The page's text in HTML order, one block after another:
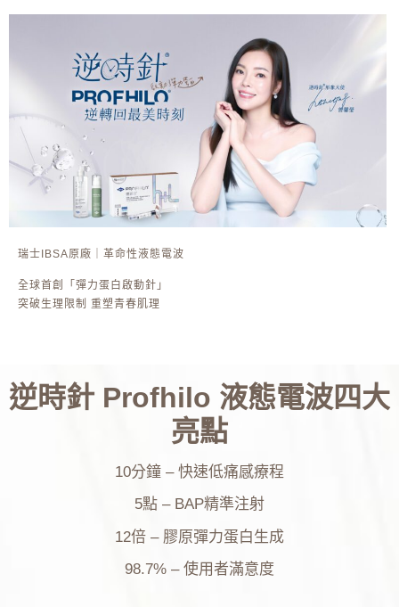
瑞士IBSA原廠｜革命性液態電波
全球首創「彈力蛋白啟動針」
突破生理限制 重塑青春肌理
逆時針 Profhilo 液態電波四大
亮點
10分鐘 – 快速低痛感療程
5點 – BAP精準注射
12倍 – 膠原彈力蛋白生成
98.7% – 使用者滿意度